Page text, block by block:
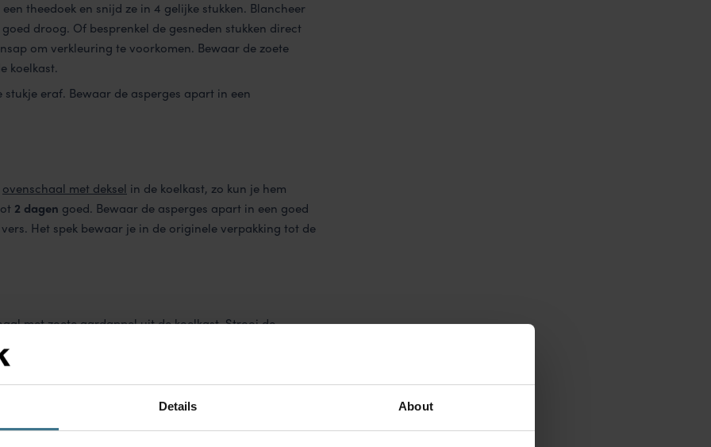
Details About
theedoek en snijd ze in 4 gelijke stukken. Blancheer
droog. Of besprenkel de gesneden stukken direct
om verkleuring te voorkomen. Bewaar de zoete
koelkast.
eraf. Bewaar de asperges apart in een
ovenschaal met deksel in de koelkast, zo kun je hem
2 dagen goed. Bewaar de asperges apart in een goed
Het spek bewaar je in de originele verpakking tot de
met zoete aardappel uit de koelkast. Strooi de
met olijfolie en tijm. Bak 15 minuten in de oven.
nog eens 15 minuten totdat de asperges knapperig
controle in de aardappel, als hij zacht is, is het gerecht
direct.